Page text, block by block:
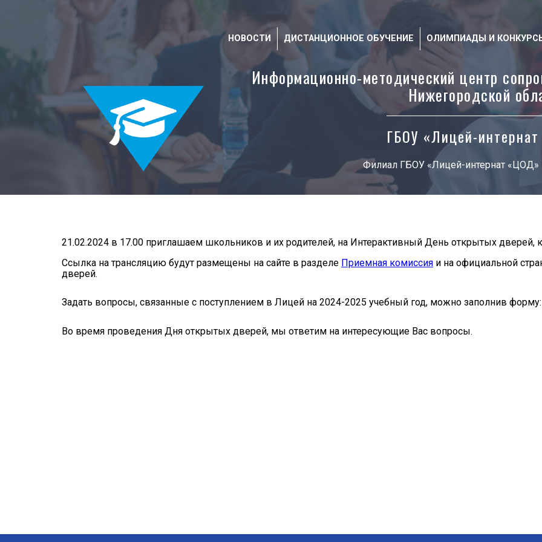
НОВОСТИ ДИСТАНЦИОННОЕ ОБУЧЕНИЕ ОЛИМПИАДЫ И
Информационно-методический центр
Нижегородской
ГБОУ «Лицей-
Филиал ГБОУ «Лицей-интернат
21.02.2024 в 17.00 приглашаем школьников и их родителей, на Интерактивный День открытых
Ссылка на трансляцию будут размещены на сайте в разделе Приемная комиссия и на официальной
дверей.
Задать вопросы, связанные с поступлением в Лицей на 2024-2025 учебный год, можно заполнив форму:
Во время проведения Дня открытых дверей, мы ответим на интересующие Вас вопросы.